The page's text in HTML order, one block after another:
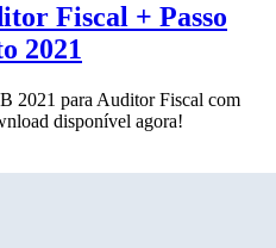
Fiscal + Passo
2021
2021 para Auditor Fiscal com
disponível agora!